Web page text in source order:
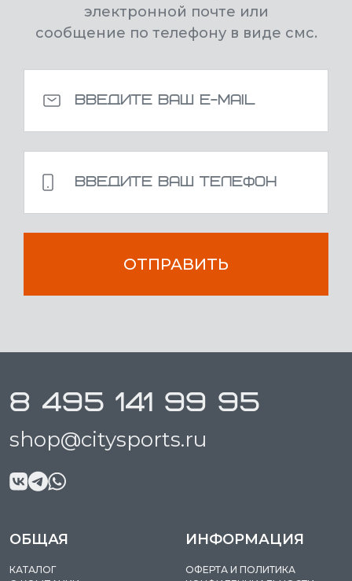
электронной почте или
сообщение по телефону в виде смс.
ОТПРАВИТЬ
8 495 141 99 95
shop@citysports.ru
ОБЩАЯ
КАТАЛОГ
ИНФОРМАЦИЯ
ОФЕРТА И ПОЛИТИКА